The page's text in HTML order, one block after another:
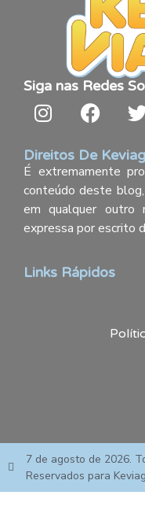
Siga nas Redes
Direitos De
É extremamente
conteúdo deste
em qualquer outro
expressa por escrito
Links Rápidos
7 de agosto de 2026.
Reservados para